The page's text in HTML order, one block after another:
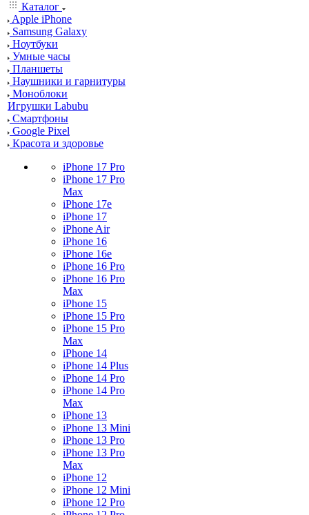
Каталог
Apple iPhone
Samsung Galaxy
Ноутбуки
Умные часы
Планшеты
Наушники и гарнитуры
Моноблоки
Игрушки Labubu
Смартфоны
Google Pixel
Красота и здоровье
iPhone 17 Pro
iPhone 17 Pro
Max
iPhone 17e
iPhone 17
iPhone Air
iPhone 16
iPhone 16e
iPhone 16 Pro
iPhone 16 Pro
Max
iPhone 15
iPhone 15 Pro
iPhone 15 Pro
Max
iPhone 14
iPhone 14 Plus
iPhone 14 Pro
iPhone 14 Pro
Max
iPhone 13
iPhone 13 Mini
iPhone 13 Pro
iPhone 13 Pro
Max
iPhone 12
iPhone 12 Mini
iPhone 12 Pro